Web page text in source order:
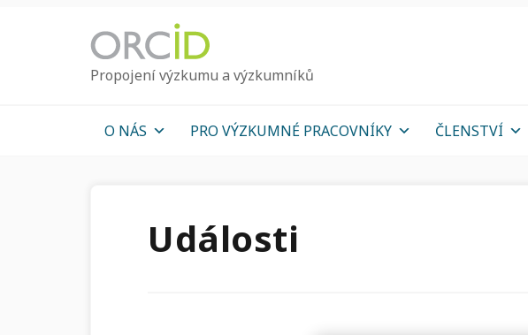
Propojení výzkumu a výzkumníků
O NÁS PRO VÝZKUMNÉ PRACOVNÍKY ČLENSTVÍ
Události